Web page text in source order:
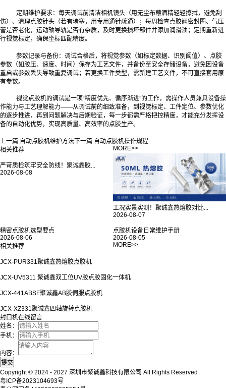
定期维护要求：每天调试前清洁相机镜头（用无尘布蘸酒精轻轻擦拭，避免刮
伤）、清理点胶针头（若有堵塞，用专用通针疏通）；每周检查点胶阀密封圈、气压
管是否老化，运动轴导轨是否有杂质，及时更换损坏部件并添加润滑油；定期重新进
行视觉标定，确保坐标匹配精度。
参数记录与备份：调试合格后，将视觉参数（如标定数据、识别阈值）、点胶
参数（如胶压、速度、时间）保存为工艺文件，并备份至安全存储设备，避免因设备
重启或参数丢失导致重复调试；若更换工件类型，需新建工艺文件，不可直接套用原
有参数。
视觉点胶机的调试是一项“精度优先、循序渐进”的工作，需操作人员兼具设备操
作能力与工艺理解能力——从调试前的细致准备，到视觉标定、工件定位、参数优化
的逐步推进，再到问题解决与后期验证，每一步都需严格把控精度，才能充分发挥设
备的自动化优势，实现高质量、高效率的点胶生产。
上一篇:自动点胶机维护方法下一篇:自动点胶机操作规程
相关推荐
MORE>>
严苛质检筑牢安全防线！聚诚鑫胶...
2026-08-08
工况实景实测！聚诚鑫热熔胶对比...
2026-08-07
精密点胶机选型要点
2026-08-06
点胶机设备日常维护手册
2026-08-05
相关推荐
MORE>>
JCX-PUR331聚诚鑫热熔胶点胶机
JCX-UV5311 聚诚鑫双工位UV胶点胶固化一体机
JCX-441ABSF聚诚鑫AB胶伺服点胶机
JCX-XZ331聚诚鑫四轴旋转点胶机
封口机在线留言
姓名：
手机：
内容：
Copyright © 2024 - 2027 深圳市聚诚鑫科技有限公司 All Rights Reserved
粤ICP备2023104693号